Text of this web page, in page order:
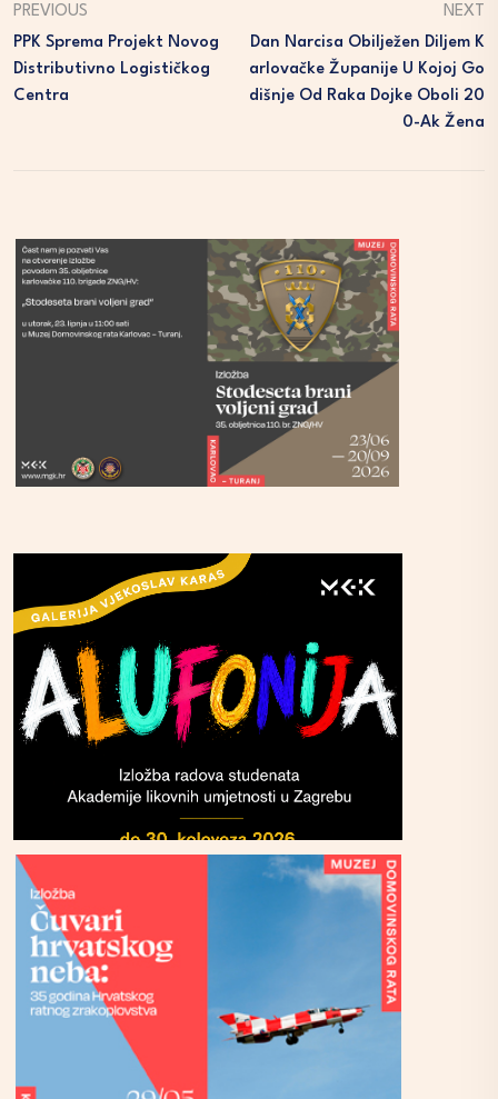
PREVIOUS
PPK Sprema Projekt Novog
Distributivno Logističkog
Centra
NEXT
Dan Narcisa Obilježen Diljem K
Arlovačke Županije U Kojoj Go
Dišnje Od Raka Dojke Oboli 20
0-Ak Žena